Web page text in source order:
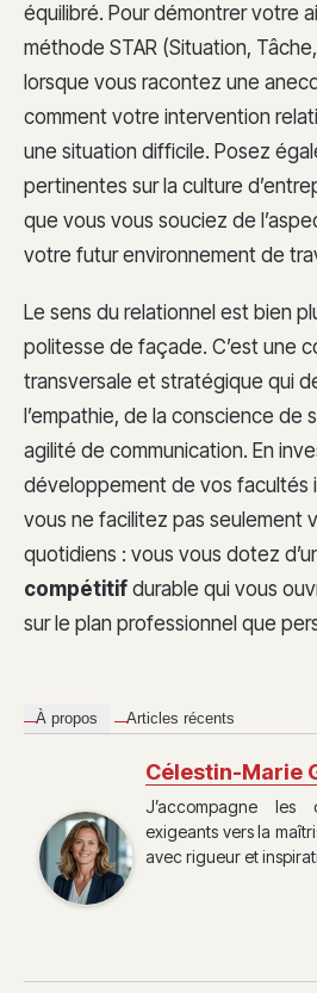
équilibré. Pour démontrer votre
méthode STAR (Situation,
lorsque vous racontez une
comment votre intervention
une situation difficile. Posez
pertinentes sur la culture
que vous vous souciez de
votre futur environnement de
Le sens du relationnel est bien
politesse de façade. C’est une
transversale et stratégique qui
l’empathie, de la conscience de
agilité de communication. En
développement de vos facultés
vous ne facilitez pas seulement
quotidiens : vous vous dotez
compétitif durable qui vous
sur le plan professionnel que
À propos Articles récents
Célestin-Marie
J’accompagne les
exigeants vers la
avec rigueur et